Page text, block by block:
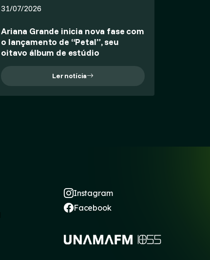
31/07/2026
Ariana Grande inicia nova fase com
o lançamento de “Petal”, seu
oitavo álbum de estúdio
Ler notícia
Instagram
Facebook